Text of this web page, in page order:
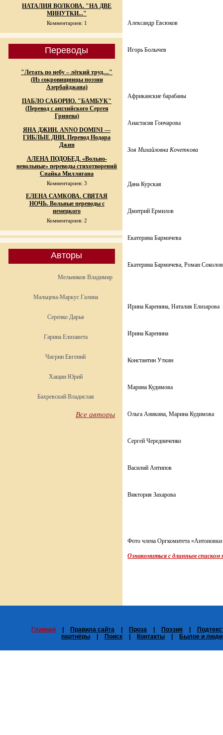
НАТАЛИЯ ВОЛКОВА. "НА ДВЕ
МИНУТКИ..."
Комментариев: 1
Переводы
"Летать по небу – лёгкий труд…"
(Из сокровищницы поэзии
Азербайджана)
ПАБЛО САБОРИО. "БАМБУК"
(Перевод с английского Сергея
Гринева)
ЯНА ДЖИН. ANNO DOMINI —
ГИБЛЫЕ ДНИ. Перевод Нодара
Джин
АЛЕНА ПОДОБЕД. «Вольно-
невольные» переводы стихотворений
Спайка Миллигана
Комментариев: 3
ЕЛЕНА САМКОВА. СВЯТАЯ
НОЧЬ. Вольные переводы с
немецкого
Комментариев: 2
Авторы
Мельников Владимир
Мальцева-Маркус Галина
Серенко Дарья
Гарина Елизавета
Чигрин Евгений
Хащин Юрий
Бахревский Владислав
Все авторы
Александр Евсюков
Игорь Болычев
Африканские барабаны
Анастасия Гончарова
Зоя Михайловна Кочеткова
Дана Курская
Дмитрий Ермилов
Екатерина Бармичева
Екатерина Бармичева, Роман
Ирина Каренина, Наталия Елизарова
Ирина Каренина
Константин Уткин
Марина Кудимова
Ольга Аникина, Марина Кудимова
Сергей Чередниченко
Василий Антипов
Виктория Захарова
Фото члена Оргкомитета
Ознакомиться с длинным списком
Главная Правила сайта Проза Поэзия
партнёры
Поиск Контакты Былое и люди